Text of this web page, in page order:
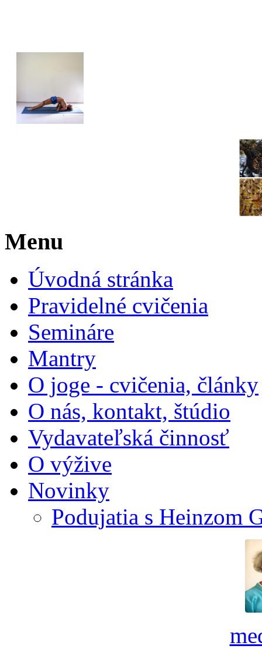
Menu
Úvodná stránka
Pravidelné cvičenia
Semináre
Mantry
O joge - cvičenia, články
O nás, kontakt, štúdio
Vydavateľská činnosť
O výžive
Novinky
Podujatia s Heinzom